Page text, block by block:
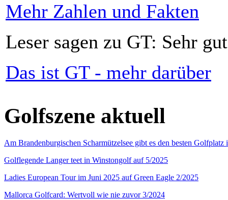
Mehr Zahlen und Fakten
Leser sagen zu GT: Sehr
Das ist GT - mehr darüber
Golfszene aktuell
Am Brandenburgischen Scharmützelsee gibt es den besten
Golflegende Langer teet in Winstongolf auf 5/2025
Ladies European Tour im Juni 2025 auf Green Eagle 2/2025
Mallorca Golfcard: Wertvoll wie nie zuvor 3/2024